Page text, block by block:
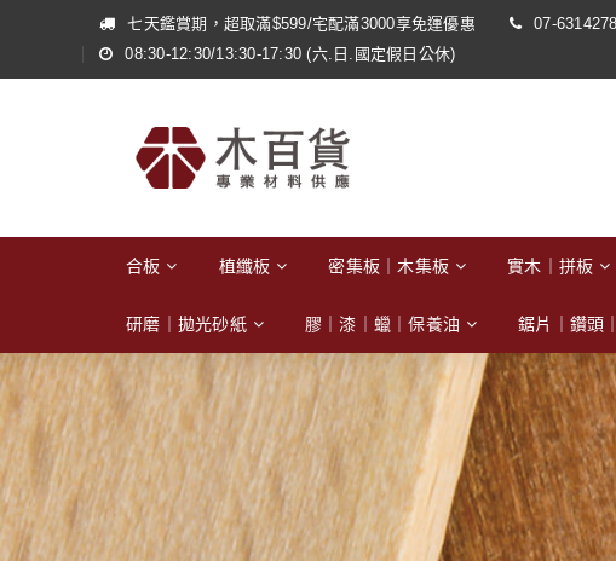
七天鑑賞期，超取滿$599/宅配滿3000享免運優惠
07-6314278
08:30-12:30/13:30-17:30 (六.日.國定假日公休)
合板 植纖板 密集板｜木集板 實木｜拼板
研磨｜拋光砂紙 膠｜漆｜蠟｜保養油 鋸片｜鑽頭